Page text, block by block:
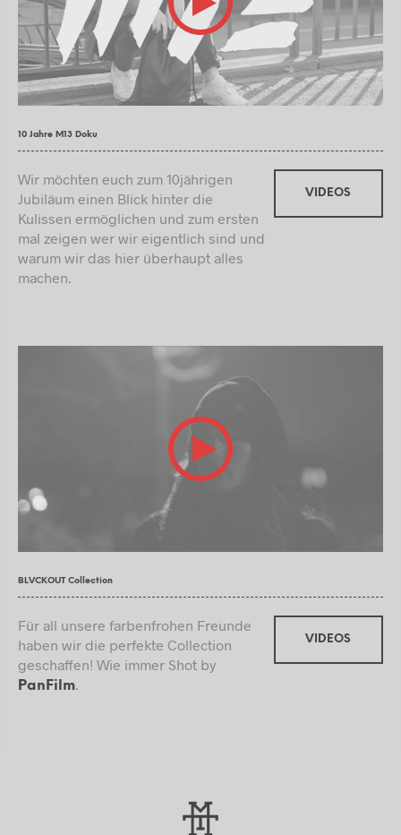
10 Jahre M13 Doku
Wir möchten euch zum 10jährigen
Jubiläum einen Blick hinter die
Kulissen ermöglichen und zum ersten
mal zeigen wer wir eigentlich sind und
warum wir das hier überhaupt alles
machen.
VIDEOS
BLVCKOUT Collection
Für all unsere farbenfrohen Freunde
haben wir die perfekte Collection
geschaffen! Wie immer Shot by
PanFilm
VIDEOS